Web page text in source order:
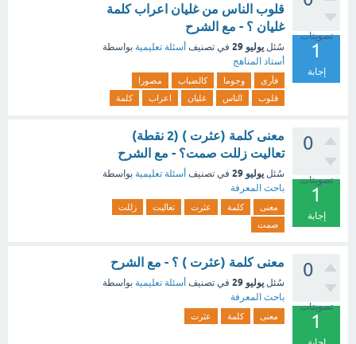
تصويتات
1
إجابة
قلوب الناس من غليان اعراب كلمة
غليان ؟ - مع الشرح
سُئل يوليو 29 في تصنيف أسئلة تعليمية بواسطة
أستاذ المناهج
فأرى وجوما كالضباب
مصورا
قلوب
الناس غليان اعراب كلمة
0
تصويتات
1
إجابة
معنى كلمة (عثرت ) (2 نقطة)
تعاليت زللت صمت؟ - مع الشرح
سُئل يوليو 29 في تصنيف أسئلة تعليمية بواسطة
باحث المعرفة
معنى كلمة عثرت تعاليت
زللت
صمت
0
تصويتات
1
معنى كلمة (عثرت ) ؟ - مع الشرح
سُئل يوليو 29 في تصنيف أسئلة تعليمية بواسطة
باحث المعرفة
معنى كلمة عثرت